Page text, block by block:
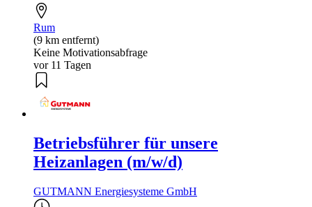
Rum
(9 km entfernt)
Keine Motivationsabfrage
vor 11 Tagen
Betriebsführer für unsere
Heizanlagen (m/w/d)
GUTMANN Energiesysteme GmbH